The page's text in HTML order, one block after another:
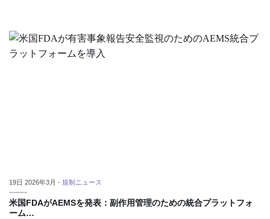
19日 2026年3月 - 規制ニュース
米国FDAがAEMSを発表：副作用管理のための統合プラットフォ
ーム…